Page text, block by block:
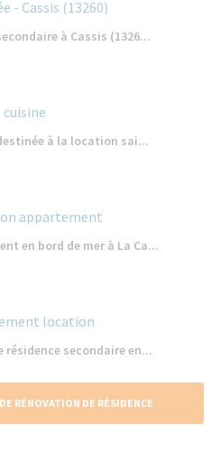
à Cassis (1326...
à la location sai...
en bord de mer à La Ca...
résidence secondaire en...
RÉNOVATION DE RÉSIDENCE